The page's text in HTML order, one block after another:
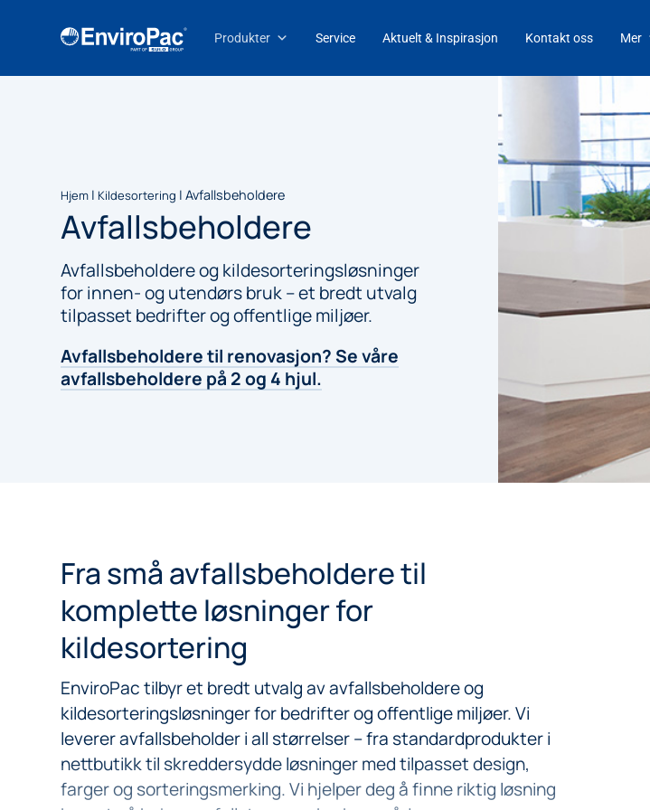
Produkter Service Aktuelt & Inspirasjon Kontakt oss Mer
Hjem | Kildesortering |Avfallsbeholdere
Avfallsbeholdere
Avfallsbeholdere og kildesorteringsløsninger
for innen- og utendørs bruk – et bredt utvalg
tilpasset bedrifter og offentlige miljøer.
Avfallsbeholdere til renovasjon? Se våre
avfallsbeholdere på 2 og 4 hjul.
Fra små avfallsbeholdere til
komplette løsninger for
kildesortering
EnviroPac tilbyr et bredt utvalg av avfallsbeholdere og
kildesorteringsløsninger for bedrifter og offentlige miljøer. Vi
leverer avfallsbeholder i all størrelser – fra standardprodukter i
nettbutikk til skreddersydde løsninger med tilpasset design,
farger og sorteringsmerking. Vi hjelper deg å finne riktig løsning